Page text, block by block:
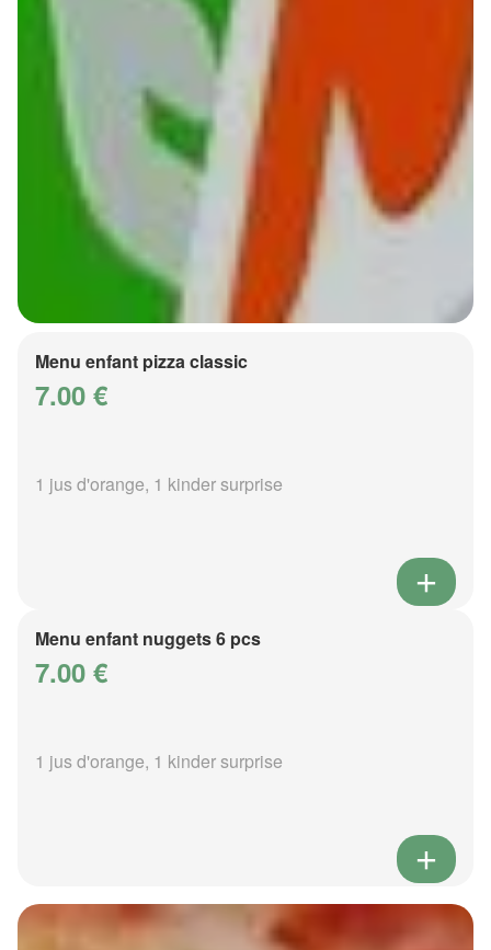
Menu enfant pizza classic
7.00 €
1 jus d'orange, 1 kinder surprise
Menu enfant nuggets 6 pcs
7.00 €
1 jus d'orange, 1 kinder surprise